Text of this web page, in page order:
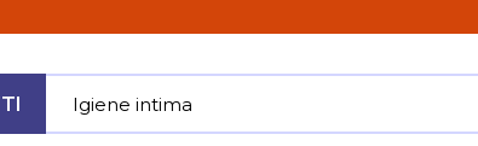
Igiene intim|